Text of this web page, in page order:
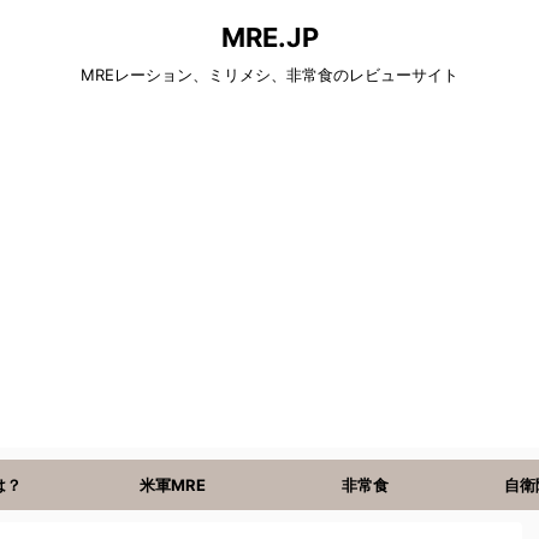
MRE.JP
MREレーション、ミリメシ、非常食のレビューサイト
米軍MRE 非常食 自